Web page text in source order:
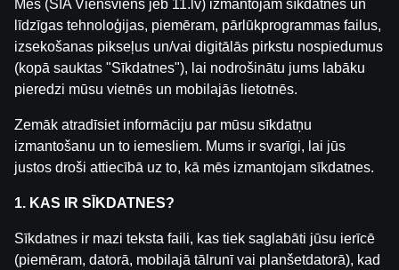
https://www.youtube.com/watch?v=3n4GDRX_eeQ
Mēs (SIA Viensviens jeb 11.lv) izmantojam sīkdatnes un
līdzīgas tehnoloģijas, piemēram, pārlūkprogrammas failus,
izsekošanas pikseļus un/vai digitālās pirkstu nospiedumus
(kopā sauktas "Sīkdatnes"), lai nodrošinātu jums labāku
pieredzi mūsu vietnēs un mobilajās lietotnēs.
Zemāk atradīsiet informāciju par mūsu sīkdatņu
izmantošanu un to iemesliem. Mums ir svarīgi, lai jūs
justos droši attiecībā uz to, kā mēs izmantojam sīkdatnes.
1. KAS IR SĪKDATNES?
Sīkdatnes ir mazi teksta faili, kas tiek saglabāti jūsu ierīcē
(piemēram, datorā, mobilajā tālrunī vai planšetdatorā), kad